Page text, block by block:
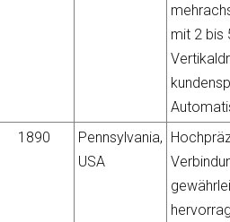
mit 2 bis
1890
Pennsylvania,
USA